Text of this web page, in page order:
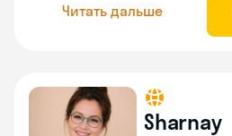
Читать дальше
Sharnay